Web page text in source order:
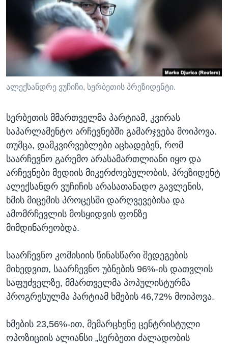
ᲡᲢᲣᲓᲘᲐ ᲕᲐᲨᲘᲜᲒᲢᲝᲜᲘ
ᲔᲙᲝᲜᲝᲛᲘᲙᲐ
ᲯᲐᲜᲛᲠᲗᲔᲚᲝᲑᲐ
ᲛᲔᲪᲜᲘᲔᲠᲔᲑᲐ
ᲘᲜᲢᲔᲠᲕᲘᲣ
ᲙᲣᲚᲢᲣᲠᲐ
ᲓᲔᲖᲘᲜᲤᲝᲠᲛᲐᲪᲘᲐ
Learning English
ᲗᲕᲐᲚᲘ ᲒᲕᲐᲓᲔᲕᲜᲔᲗ
ენები
ალექსანდრე ვუჩიჩი, სერბეთის პრეზიდენტი.
სერბეთის მმართველმა პარტიამ, კვირას
საპარლამენტო არჩევნებში გამარჯვება მოიპოვა.
თუმცა, დამკვირვებლები აცხადებენ, რომ
საარჩევნო გარემო არასამართლიანი იყო და
არჩევნები მედიის მიკერძოებულობის, პრეზიდენტ
ალექსანდრ ვუჩიჩის არასათანადო გავლენის,
ხმის მიცემის პროცესში დარღვევებისა და
ამომრჩევლის მოსყიდვის ფონზე
მიმდინარეობდა.
საარჩევნო კომისიის წინასწარი შედეგების
მიხედვით, საარჩევნო უბნების 96%-ის დათვლის
საფუძველზე, მმართველმა პოპულისტურმა
პროგრესულმა პარტიამ ხმების 46,72% მოიპოვა.
ხმების 23,56%-ით, მემარცხენე ცენტრისტული
ოპოზიციის ალიანსი „სერბეთი ძალადობის